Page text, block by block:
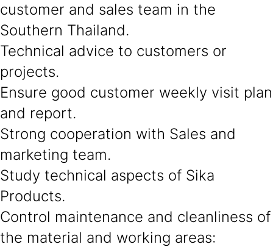
customer and sales team in the
Southern Thailand.
Technical advice to customers or
projects.
Ensure good customer weekly visit plan
and report.
Strong cooperation with Sales and
marketing team.
Study technical aspects of Sika
Products.
Control maintenance and cleanliness of
the material and working areas: